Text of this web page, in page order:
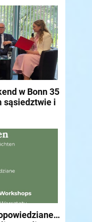
w Bonn 35
sąsiedztwie i